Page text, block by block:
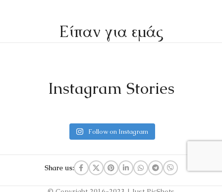
Είπαν για εμάς
Instagram Stories
Follow on Instagram
Share us: